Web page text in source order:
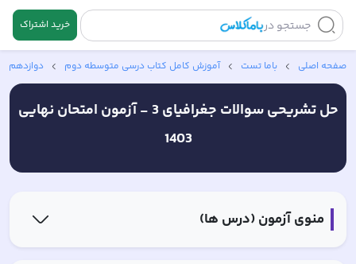
جستجو در خرید اشتراک
صفحه اصلی باما تست آموزش کامل کتاب‌ درسی متوسطه دوم دوازدهم
حل تشریحی سوالات جغرافیای 3 -
آزمون امتحان نهایی
1403
منوی آزمون (درس ها)